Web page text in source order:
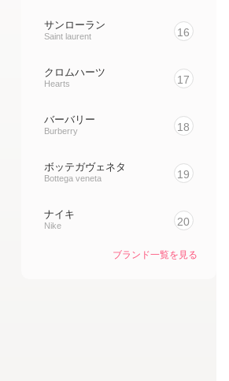
サンローラン
Saint laurent 16
クロムハーツ
Hearts 17
バーバリー
Burberry 18
ボッテガヴェネタ
Bottega veneta 19
ナイキ
Nike 20
ブランド一覧を見る